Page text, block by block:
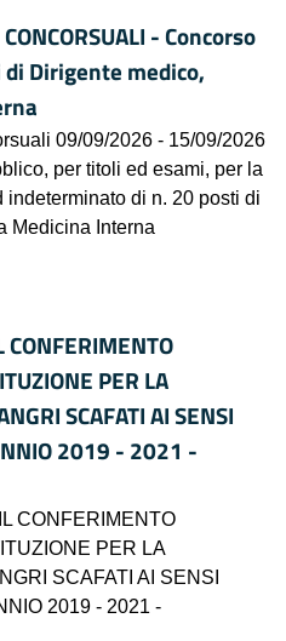
- Concorso
Dirigente medico,
09/09/2026 - 15/09/2026
per titoli ed esami, per la
di n. 20 posti di
Medicina Interna
CONFERIMENTO
PER LA
SCAFATI AI SENSI
2019 - 2021 -
CONFERIMENTO
PER LA
SCAFATI AI SENSI
2019 - 2021 -